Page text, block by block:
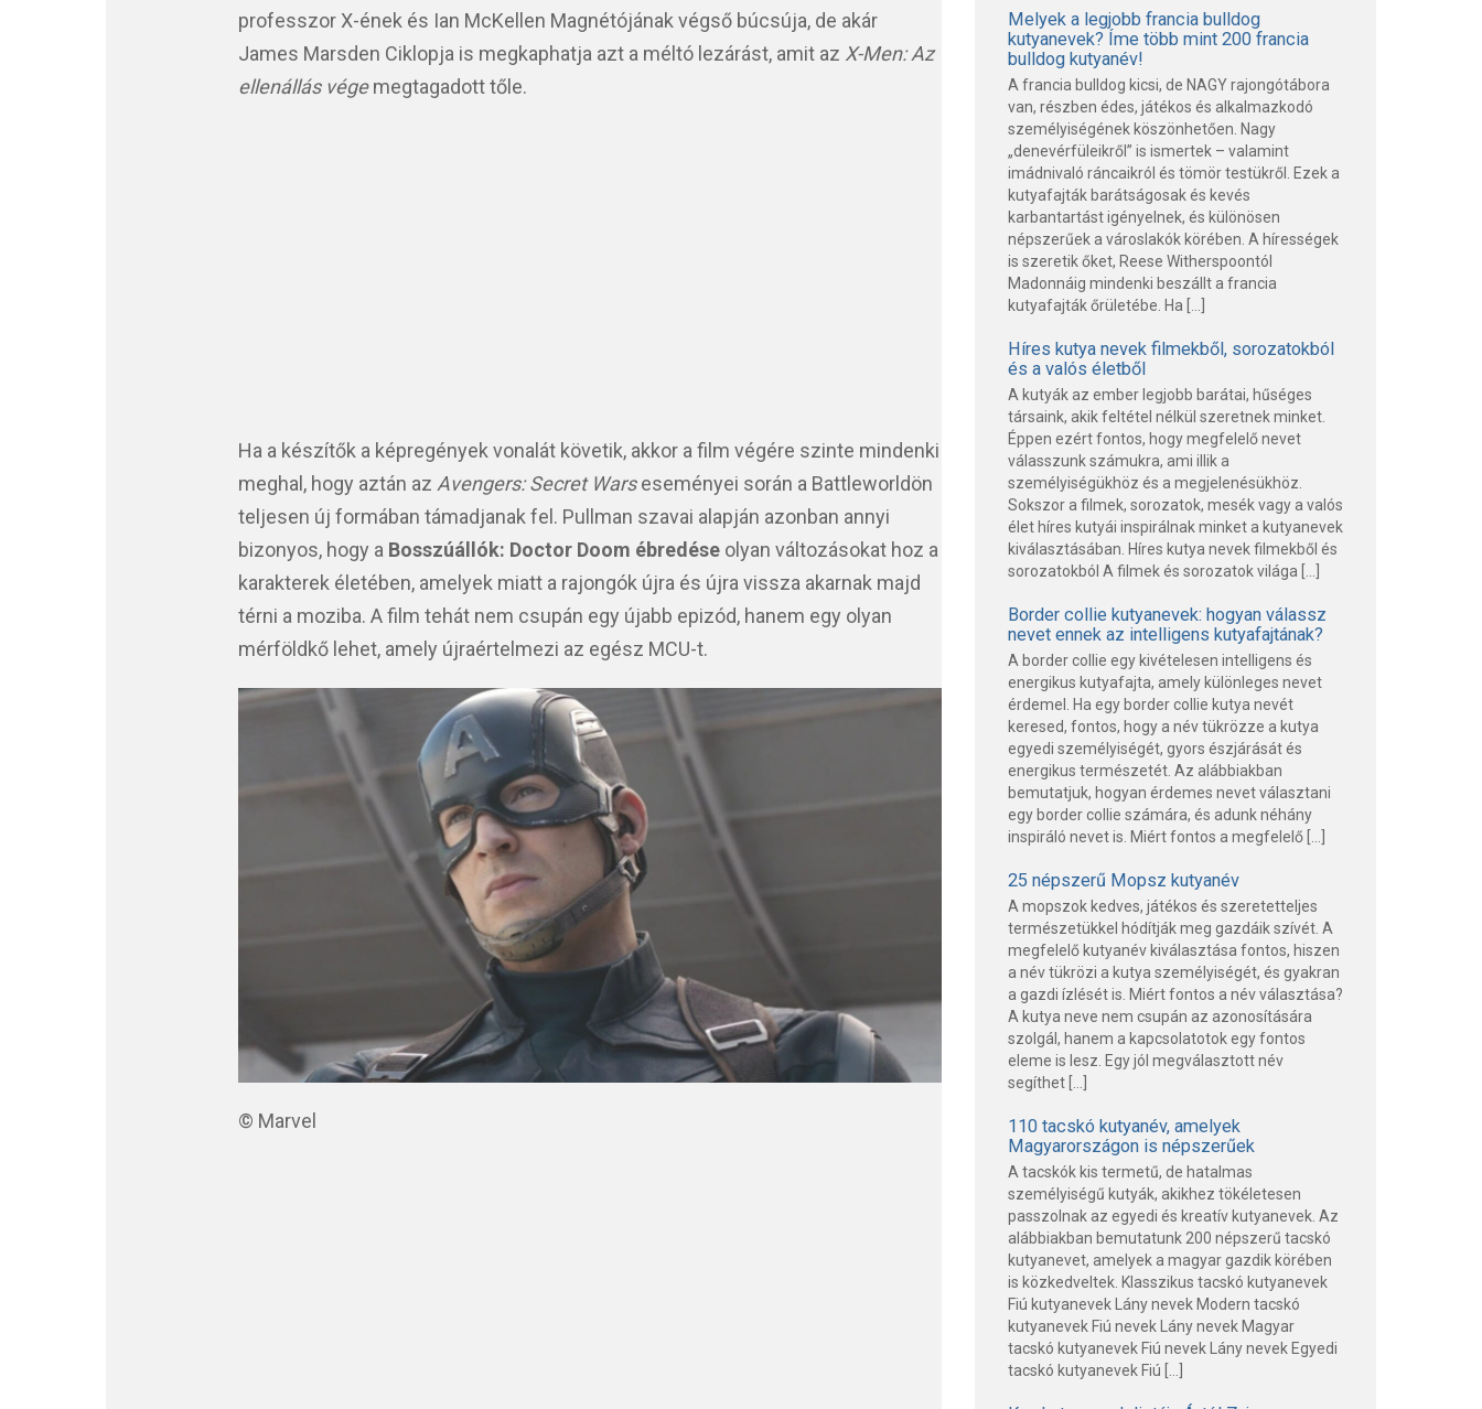
professzor X-ének és Ian McKellen Magnétójának végső búcsúja, de akár
James Marsden Ciklopja is megkaphatja azt a méltó lezárást, amit az X-Men: Az
ellenállás végemegtagadott tőle.
Ha a készítők a képregények vonalát követik, akkor a film végére szinte mindenki
meghal, hogy aztán az Avengers: Secret Warseseményei során a Battleworldön
teljesen új formában támadjanak fel. Pullman szavai alapján azonban annyi
bizonyos, hogy a Bosszúállók: Doctor Doom ébredése olyan változásokat hoz a
karakterek életében, amelyek miatt a rajongók újra és újra vissza akarnak majd
térni a moziba. A film tehát nem csupán egy újabb epizód, hanem egy olyan
mérföldkő lehet, amely újraértelmezi az egész MCU-t.
© Marvel
Melyek a legjobb francia bulldog
kutyanevek? Íme több mint 200 francia
bulldog kutyanév!
A francia bulldog kicsi, de NAGY rajongótábora
van, részben édes, játékos és alkalmazkodó
személyiségének köszönhetően. Nagy
„denevérfüleikről” is ismertek – valamint
imádnivaló ráncaikról és tömör testükről. Ezek a
kutyafajták barátságosak és kevés
karbantartást igényelnek, és különösen
népszerűek a városlakók körében. A hírességek
is szeretik őket, Reese Witherspoontól
Madonnáig mindenki beszállt a francia
kutyafajták őrületébe. Ha […]
Híres kutya nevek filmekből, sorozatokból
és a valós életből
A kutyák az ember legjobb barátai, hűséges
társaink, akik feltétel nélkül szeretnek minket.
Éppen ezért fontos, hogy megfelelő nevet
válasszunk számukra, ami illik a
személyiségükhöz és a megjelenésükhöz.
Sokszor a filmek, sorozatok, mesék vagy a valós
élet híres kutyái inspirálnak minket a kutyanevek
kiválasztásában. Híres kutya nevek filmekből és
sorozatokból A filmek és sorozatok világa […]
Border collie kutyanevek: hogyan válassz
nevet ennek az intelligens kutyafajtának?
A border collie egy kivételesen intelligens és
energikus kutyafajta, amely különleges nevet
érdemel. Ha egy border collie kutya nevét
keresed, fontos, hogy a név tükrözze a kutya
egyedi személyiségét, gyors észjárását és
energikus természetét. Az alábbiakban
bemutatjuk, hogyan érdemes nevet választani
egy border collie számára, és adunk néhány
inspiráló nevet is. Miért fontos a megfelelő […]
25 népszerű Mopsz kutyanév
A mopszok kedves, játékos és szeretetteljes
természetükkel hódítják meg gazdáik szívét. A
megfelelő kutyanév kiválasztása fontos, hiszen
a név tükrözi a kutya személyiségét, és gyakran
a gazdi ízlését is. Miért fontos a név választása?
A kutya neve nem csupán az azonosítására
szolgál, hanem a kapcsolatotok egy fontos
eleme is lesz. Egy jól megválasztott név
segíthet […]
110 tacskó kutyanév, amelyek
Magyarországon is népszerűek
A tacskók kis termetű, de hatalmas
személyiségű kutyák, akikhez tökéletesen
passzolnak az egyedi és kreatív kutyanevek. Az
alábbiakban bemutatunk 200 népszerű tacskó
kutyanevet, amelyek a magyar gazdik körében
is közkedveltek. Klasszikus tacskó kutyanevek
Fiú kutyanevek Lány nevek Modern tacskó
kutyanevek Fiú nevek Lány nevek Magyar
tacskó kutyanevek Fiú nevek Lány nevek Egyedi
tacskó kutyanevek Fiú […]